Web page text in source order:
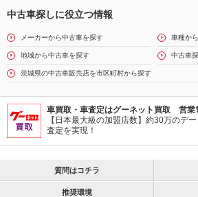
中古車探しに役立つ情報
メーカーから中古車を探す 車種か
地域から中古車を探す 中古車
茨城県の中古車販売店を市区町村から探す
車買取・車査定はグーネット買取 営業
【日本最大級の加盟店数】約30万のデ
査定を実現！
質問はコチラ
推奨環境